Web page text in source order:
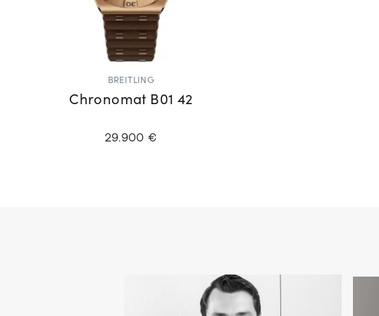
BREITLING
Chronomat B01 42
29.900 €